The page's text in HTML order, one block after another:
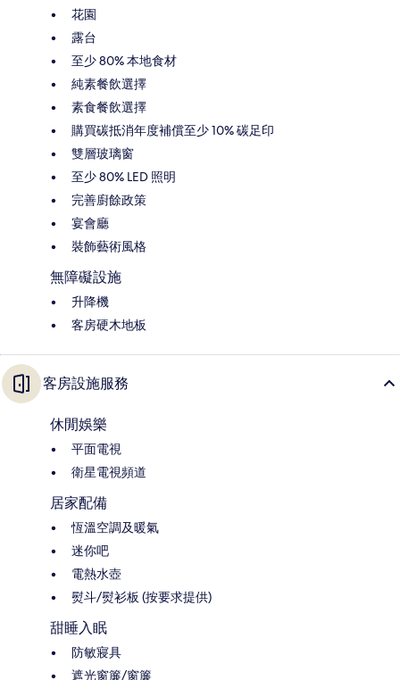
花園
露台
至少 80% 本地食材
純素餐飲選擇
素食餐飲選擇
購買碳抵消年度補償至少 10% 碳足印
雙層玻璃窗
至少 80% LED 照明
完善廚餘政策
宴會廳
裝飾藝術風格
無障礙設施
升降機
客房硬木地板
客房設施服務
休閒娛樂
平面電視
衛星電視頻道
居家配備
恆溫空調及暖氣
迷你吧
電熱水壺
熨斗/熨衫板 (按要求提供)
甜睡入眠
防敏寢具
遮光窗簾/窗簾